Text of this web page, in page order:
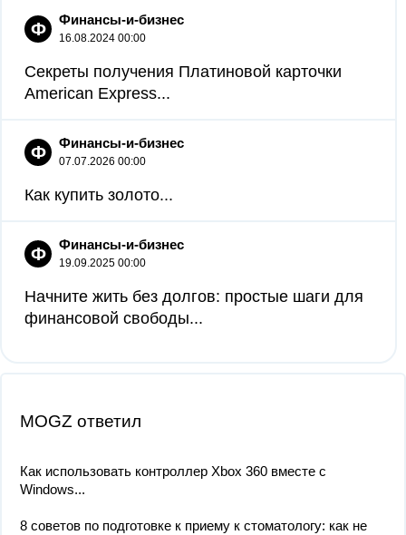
Ф Финансы-и-бизнес
16.08.2024 00:00
Секреты получения Платиновой карточки
American Express...
Ф Финансы-и-бизнес
07.07.2026 00:00
Как купить золото...
Ф Финансы-и-бизнес
19.09.2025 00:00
Начните жить без долгов: простые шаги для
финансовой свободы...
MOGZ ответил
Как использовать контроллер Xbox 360 вместе с
Windows...
8 советов по подготовке к приему к стоматологу: как не